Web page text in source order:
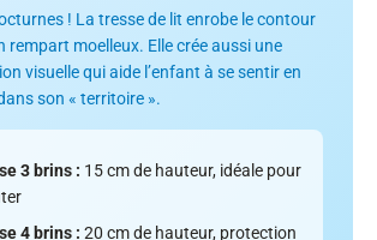
! La tresse de lit enrobe le contour
rempart moelleux. Elle crée aussi une
visuelle qui aide l’enfant à se sentir en
son « territoire ».
3 brins : 15 cm de hauteur, idéale pour
4 brins : 20 cm de hauteur, protection